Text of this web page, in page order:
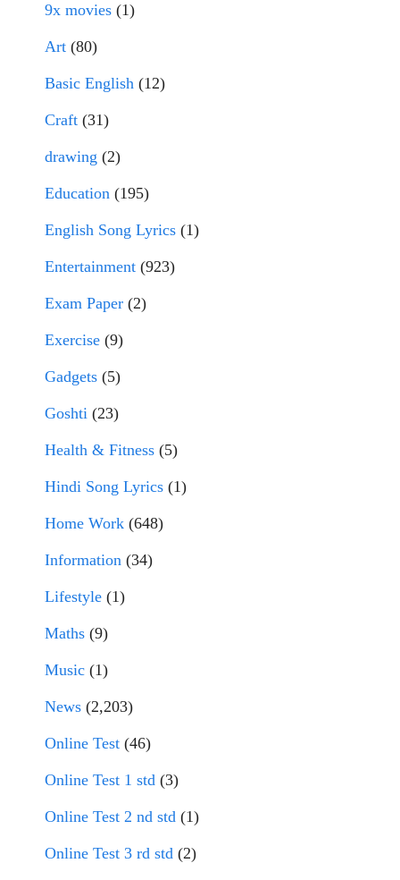
9x movies (1)
Art (80)
Basic English (12)
Craft (31)
drawing (2)
Education (195)
English Song Lyrics (1)
Entertainment (923)
Exam Paper (2)
Exercise (9)
Gadgets (5)
Goshti (23)
Health & Fitness (5)
Hindi Song Lyrics (1)
Home Work (648)
Information (34)
Lifestyle (1)
Maths (9)
Music (1)
News (2,203)
Online Test (46)
Online Test 1 std (3)
Online Test 2 nd std (1)
Online Test 3 rd std (2)